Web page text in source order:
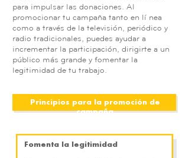
para impulsar las donaciones. Al
promocionar tu campaña tanto en línea
como a través de la televisión, periódico y
radio tradicionales, puedes ayudar a
incrementar la participación, dirigirte a un
público más grande y fomentar la
legitimidad de tu trabajo.
Principios para la promoción de
campaña
Fomenta la legitimidad